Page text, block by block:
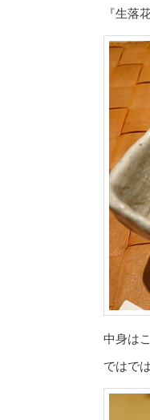
『生落
中身は
ではで